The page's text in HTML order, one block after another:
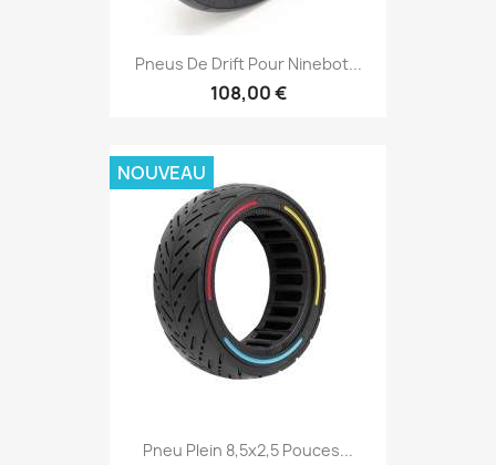
Pneus De Drift Pour Ninebot...
108,00 €
Pneu Plein 8,5x2,5 Pouces...
NOUVEAU